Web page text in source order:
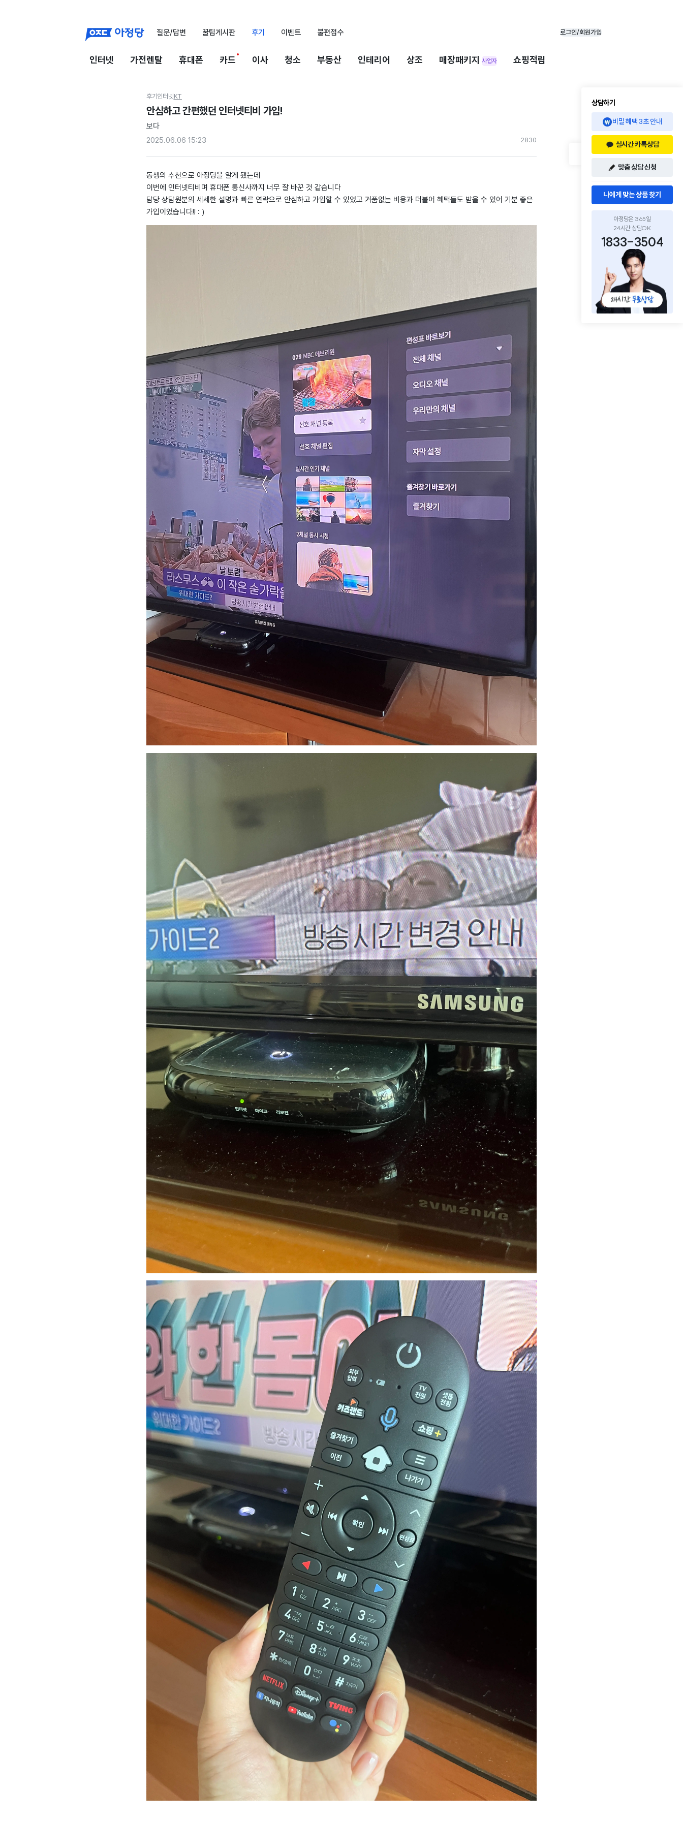
질문/답변 꿀팁게시판 후기 이벤트 불편접수 로그인/회원가입
인터넷 가전렌탈 휴대폰 카드 이사 청소 부동산 인테리어 상조 매장패키지 사업자 쇼핑적립
후기 인터넷KT
안심하고 간편했던 인터넷티비 가입!
보다
2025.06.06 15:23
2830
동생의 추천으로 아정당을 알게 됐는데
이번에 인터넷티비며 휴대폰 통신사까지 너무 잘 바꾼 것 같습니다
담당 상담원분의 세세한 설명과 빠른 연락으로 안심하고 가입할 수 있었고 거품없는 비용과 더불어 혜택들도 받을 수 있어 기분 좋은
가입이었습니다!! : )
상담하기
비밀 혜택 3초 안내
실시간 카톡상담
맞춤 상담 신청
나에게 맞는 상품 찾기
아정당은 365일
24시간 상담OK
1833-3504